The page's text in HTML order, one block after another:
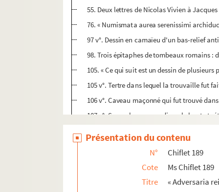
55. Deux lettres de Nicolas Vivien à
76. « Numismata aurea serenissimi
97 v°. Dessin en camaïeu d'un bas-relief
98. Trois épitaphes de tombeaux romains
105. « Ce qui suit est un dessin de
105 v°. Tertre dans lequel la trouvaille fut
106 v°. Caveau maçonné qui fut trouvé
107 v°. Sarcophage arrondi par le haut et
Présentation du contenu
N°
Chiflet 189
Cote
Ms Chiflet 189
Titre
« Adversaria